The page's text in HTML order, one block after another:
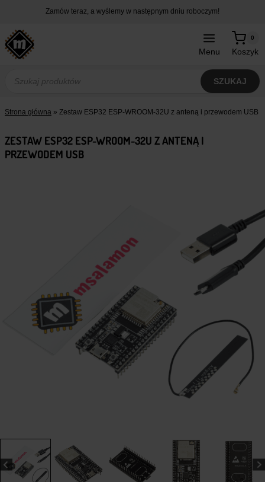
treści
Zamów teraz, a wyślemy w następnym dniu roboczym!
Menu Koszyk
0
produktów
SZUKAJ
Strona główna » Zestaw ESP32 ESP-WROOM-32U z anteną i przewodem USB
ZESTAW ESP32 ESP-WROOM-32U Z ANTENĄ I
PRZEWODEM USB